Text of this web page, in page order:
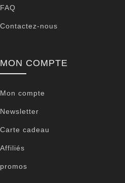
FAQ
Contactez-nous
MON COMPTE
Mon compte
Newsletter
Carte cadeau
Affiliés
promos